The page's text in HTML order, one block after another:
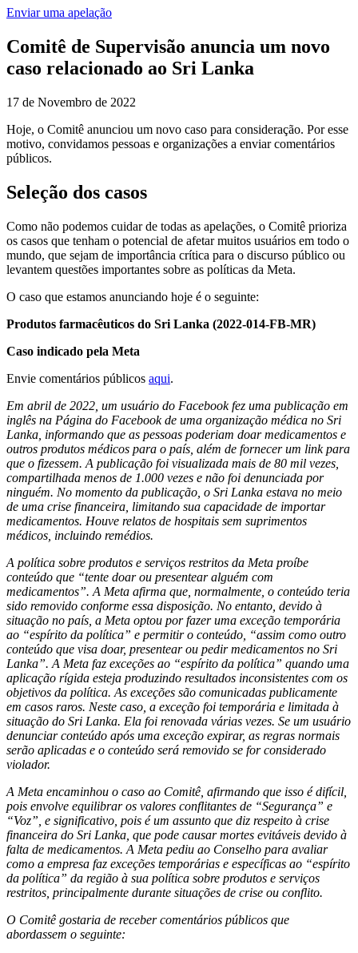
Enviar uma apelação
Comitê de Supervisão anuncia um novo
caso relacionado ao Sri Lanka
17 de Novembro de 2022
Hoje, o Comitê anunciou um novo caso para consideração. Por esse
motivo, convidamos pessoas e organizações a enviar comentários
públicos.
Seleção dos casos
Como não podemos cuidar de todas as apelações, o Comitê prioriza
os casos que tenham o potencial de afetar muitos usuários em todo o
mundo, que sejam de importância crítica para o discurso público ou
levantem questões importantes sobre as políticas da Meta.
O caso que estamos anunciando hoje é o seguinte:
Produtos farmacêuticos do Sri Lanka (2022-014-FB-MR)
Caso indicado pela Meta
Envie comentários públicos aqui.
Em abril de 2022, um usuário do Facebook fez uma publicação em
inglês na Página do Facebook de uma organização médica no Sri
Lanka, informando que as pessoas poderiam doar medicamentos e
outros produtos médicos para o país, além de fornecer um link para
que o fizessem. A publicação foi visualizada mais de 80 mil vezes,
compartilhada menos de 1.000 vezes e não foi denunciada por
ninguém. No momento da publicação, o Sri Lanka estava no meio
de uma crise financeira, limitando sua capacidade de importar
medicamentos. Houve relatos de hospitais sem suprimentos
médicos, incluindo remédios.
A política sobre produtos e serviços restritos da Meta proíbe
conteúdo que “tente doar ou presentear alguém com
medicamentos”. A Meta afirma que, normalmente, o conteúdo teria
sido removido conforme essa disposição. No entanto, devido à
situação no país, a Meta optou por fazer uma exceção temporária
ao “espírito da política” e permitir o conteúdo, “assim como outro
conteúdo que visa doar, presentear ou pedir medicamentos no Sri
Lanka”. A Meta faz exceções ao “espírito da política” quando uma
aplicação rígida esteja produzindo resultados inconsistentes com os
objetivos da política. As exceções são comunicadas publicamente
em casos raros. Neste caso, a exceção foi temporária e limitada à
situação do Sri Lanka. Ela foi renovada várias vezes. Se um usuário
denunciar conteúdo após uma exceção expirar, as regras normais
serão aplicadas e o conteúdo será removido se for considerado
violador.
A Meta encaminhou o caso ao Comitê, afirmando que isso é difícil,
pois envolve equilibrar os valores conflitantes de “Segurança” e
“Voz”, e significativo, pois é um assunto que diz respeito à crise
financeira do Sri Lanka, que pode causar mortes evitáveis devido à
falta de medicamentos. A Meta pediu ao Conselho para avaliar
como a empresa faz exceções temporárias e específicas ao “espírito
da política” da região à sua política sobre produtos e serviços
restritos, principalmente durante situações de crise ou conflito.
O Comitê gostaria de receber comentários públicos que
abordassem o seguinte: